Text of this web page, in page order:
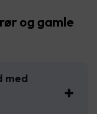
og gamle
med